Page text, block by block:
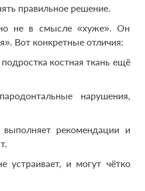
правильное решение.
но не в смысле «хуже». Он
Вот конкретные отличия:
костная ткань ещё
нарушения,
рекомендации и
и могут чётко